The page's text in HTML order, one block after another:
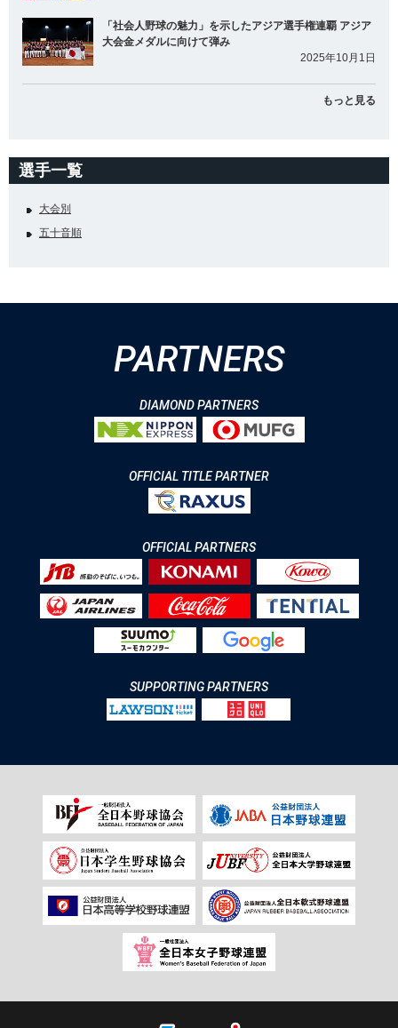
「社会人野球の魅力」を示したアジア選手権連覇 アジア
大会金メダルに向けて弾み
2025年10月1日
もっと見る
選手一覧
大会別
五十音順
PARTNERS
DIAMOND PARTNERS
OFFICIAL TITLE PARTNER
OFFICIAL PARTNERS
SUPPORTING PARTNERS